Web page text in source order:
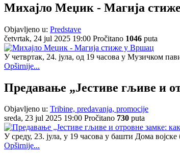
Михајло Меџик - Магија
Objavljeno u: Predstave
četvrtak, 24 jul 2025 19:00 Pročitano 1046 puta
У четвртак, 24. јула, од 19 часова у Музичком
Opširnije...
Предавање „Јестиве гљиве и
Objavljeno u: Tribine, predavanja, promocije
sreda, 23 jul 2025 19:00 Pročitano 730 puta
У среду, 23. јула, у 19 часова у башти Дома
Opširnije...